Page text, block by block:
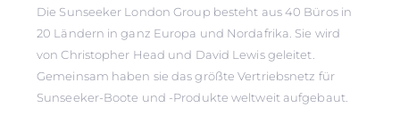
Die Sunseeker London Group besteht aus 40 Büros in
20 Ländern in ganz Europa und Nordafrika. Sie wird
von Christopher Head und David Lewis geleitet.
Gemeinsam haben sie das größte Vertriebsnetz für
Sunseeker-Boote und -Produkte weltweit aufgebaut.